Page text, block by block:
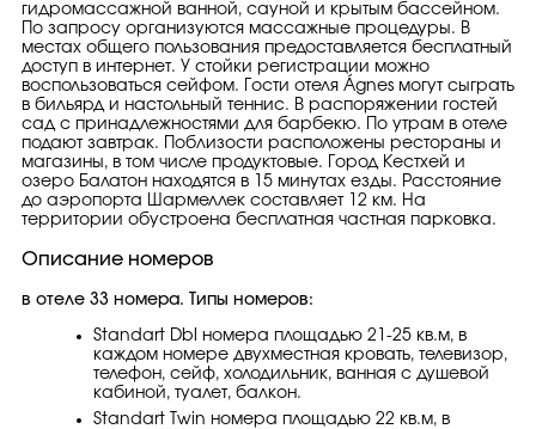
гидромассажной ванной, сауной и крытым бассейном.
По запросу организуются массажные процедуры. В
местах общего пользования предоставляется бесплатный
доступ в интернет. У стойки регистрации можно
воспользоваться сейфом. Гости отеля Ágnes могут сыграть
в бильярд и настольный теннис. В распоряжении гостей
сад с принадлежностями для барбекю. По утрам в отеле
подают завтрак. Поблизости расположены рестораны и
магазины, в том числе продуктовые. Город Кестхей и
озеро Балатон находятся в 15 минутах езды. Расстояние
до аэропорта Шармеллек составляет 12 км. На
территории обустроена бесплатная частная парковка.
Описание номеров
в отеле 33 номера. Типы номеров:
Standart Dbl номера площадью 21-25 кв.м, в
каждом номере двухместная кровать, телевизор,
телефон, сейф, холодильник, ванная с душевой
кабиной, туалет, балкон.
Standart Twin номера площадью 22 кв.м, в